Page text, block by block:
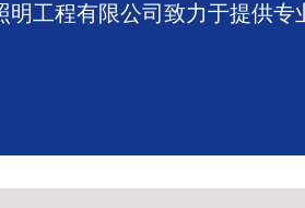
工程有限公司致力于提供